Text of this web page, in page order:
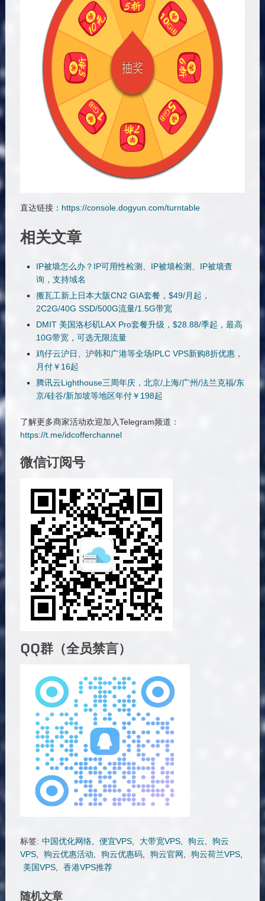
直达链接： https://console.dogyun.com/turntable
相关文章
IP被墙怎么办？IP可用性检测、IP被墙检测、IP被墙查
询，支持域名
搬瓦工新上日本大阪CN2 GIA套餐，$49/月起，
2C2G/40G SSD/500G流量/1.5G带宽
DMIT 美国洛杉矶LAX Pro套餐升级，$28.88/季起，最高
10G带宽，可选无限流量
鸡仔云沪日、沪韩和广港等全场IPLC VPS新购8折优惠，
月付￥16起
腾讯云Lighthouse三周年庆，北京/上海/广州/法兰克福/东
京/硅谷/新加坡等地区年付￥198起
了解更多商家活动欢迎加入Telegram频道：
https://t.me/idcofferchannel
微信订阅号
QQ群（全员禁言）
标签: 中国优化网络, 便宜VPS, 大带宽VPS, 狗云
狗云
VPS, 狗云优惠活动 狗云优惠码, 狗云官网 狗云荷兰VPS,
美国VPS, 香港VPS推荐
随机文章